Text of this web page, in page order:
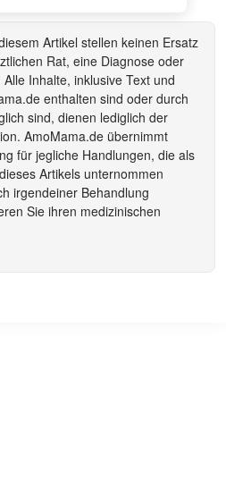
Artikel stellen keinen Ersatz
Rat, eine Diagnose oder
Inhalte, inklusive Text und
enthalten sind oder durch
sind, dienen lediglich der
AmoMama.de übernimmt
für jegliche Handlungen, die als
Artikels unternommen
irgendeiner Behandlung
Sie ihren medizinischen